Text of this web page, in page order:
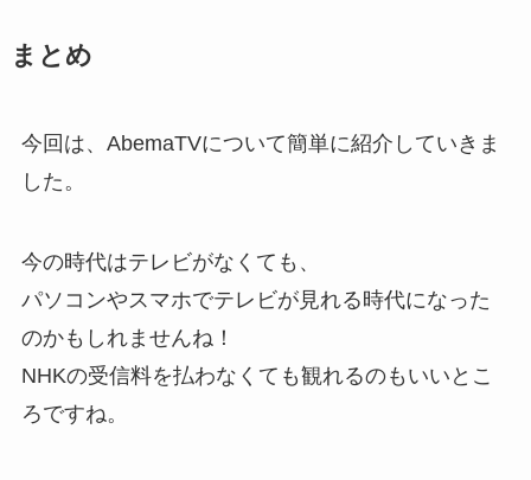
まとめ
今回は、AbemaTVについて簡単に紹介していきま
した。
今の時代はテレビがなくても、
パソコンやスマホでテレビが見れる時代になった
のかもしれませんね！
NHKの受信料を払わなくても観れるのもいいとこ
ろですね。